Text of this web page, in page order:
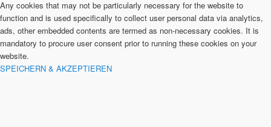
Any cookies that may not be particularly necessary for the website to
function and is used specifically to collect user personal data via analytics,
ads, other embedded contents are termed as non-necessary cookies. It is
mandatory to procure user consent prior to running these cookies on your
website.
SPEICHERN & AKZEPTIEREN